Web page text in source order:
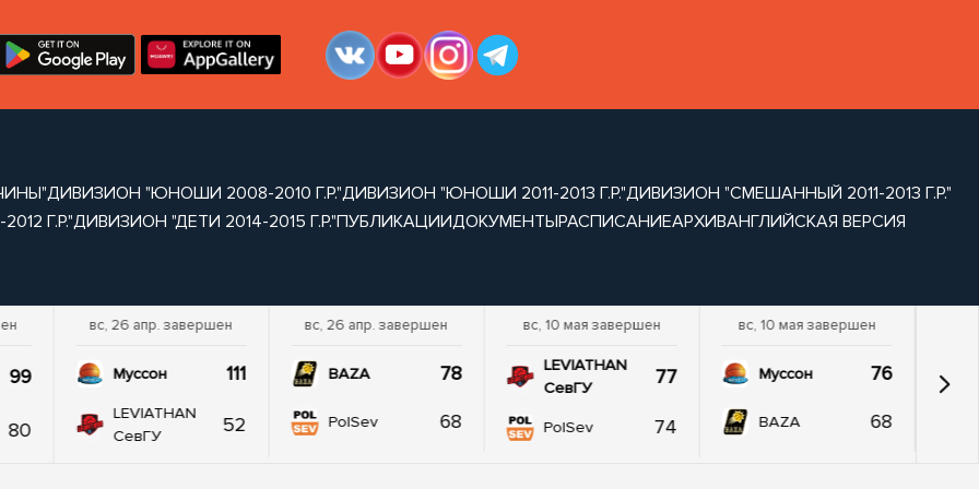
ДИВИЗИОН "ЮНОШИ 2008-2010 Г.Р."ДИВИЗИОН "ЮНОШИ 2011-2013 Г.Р."ДИВИЗИОН "СМЕШАННЫЙ 2011-2013 Г.Р."
Г.Р."ДИВИЗИОН "ДЕТИ 2014-2015 Г.Р."ПУБЛИКАЦИИДОКУМЕНТЫРАСПИСАНИЕАРХИВАНГЛИЙСКАЯ ВЕРСИЯ
99
80
вс, 26 апр. завершен
Муссон 111
LEVIATHAN
СевГУ
52
вс, 26 апр. завершен
BAZA 78
PolSev 68
вс, 10 мая завершен
LEVIATHAN
СевГУ
77
PolSev 74
вс, 10 мая завершен
Муссон 76
BAZA 68